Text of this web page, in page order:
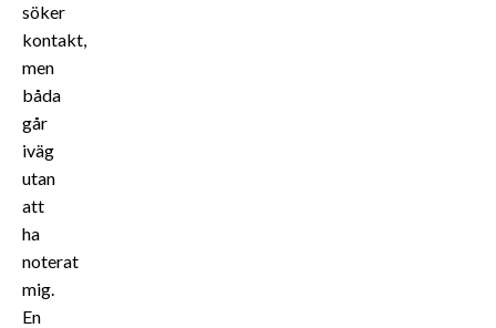
söker
kontakt,
men
båda
går
iväg
utan
att
ha
noterat
mig.
En